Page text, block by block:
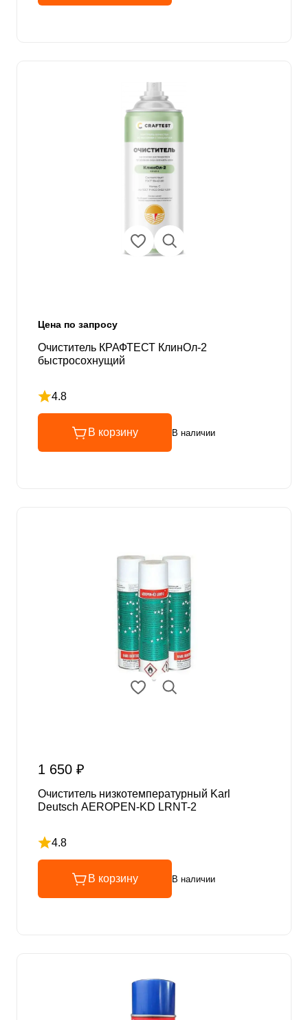
Цена по запросу
Очиститель КРАФТЕСТ КлинОл-2
быстросохнущий
4.8
Рейтинг 4.8 из 5
В корзину В наличии
1 650 ₽
Очиститель низкотемпературный Karl
Deutsch AEROPEN-KD LRNT-2
4.8
Рейтинг 4.8 из 5
В корзину В наличии